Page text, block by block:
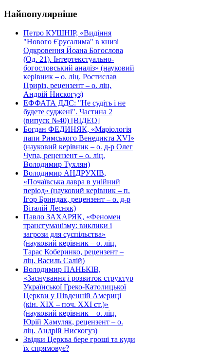
Найпопулярніше
Петро КУШНІР, «Видіння
"Нового Єрусалима" в книзі
Одкровення Йоана Богослова
(Од. 21). Інтертекстуально-
богословський аналіз» (науковий
керівник – о. ліц. Ростислав
Приріз, рецензент – о. ліц.
Андрій Нискогуз)
ЕФФАТА ДДС: "Не судіть і не
будете суджені". Частина 2
(випуск №40) [ВІДЕО]
Богдан ФЕДИНЯК, «Маріологія
папи Римського Венедикта XVI»
(науковий керівник – о. д-р Олег
Чупа, рецензент – о. ліц.
Володимир Тухлян)
Володимир АНДРУХІВ,
«Почаївська лавра в унійний
період» (науковий керівник – п.
Ігор Бриндак, рецензент – о. д-р
Віталій Лесняк)
Павло ЗАХАРЯК, «Феномен
трансгуманізму: виклики і
загрози для суспільства»
(науковий керівник – о. ліц.
Тарас Коберинко, рецензент –
ліц. Василь Салій)
Володимир ПАНЬКІВ,
«Заснування і розвиток структур
Української Греко-Католицької
Церкви у Південній Америці
(кін. ХІХ – поч. ХХІ ст.)»
(науковий керівник – о. ліц.
Юрій Хамуляк, рецензент – о.
ліц. Андрій Нискогуз)
Звідки Церква бере гроші та куди
їх спрямовує?